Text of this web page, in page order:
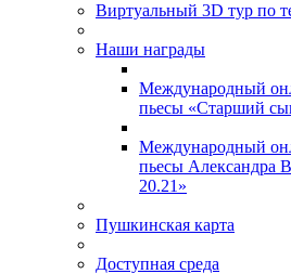
Виртуальный 3D тур по
Наши награды
Международный
пьесы «Старший
Международный
пьесы Александра
20.21»
Пушкинская карта
Доступная среда